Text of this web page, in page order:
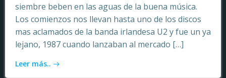
siembre beben en las aguas de la buena música.
Los comienzos nos llevan hasta uno de los discos
mas aclamados de la banda irlandesa U2 y fue un ya
lejano, 1987 cuando lanzaban al mercado […]
Leer más..